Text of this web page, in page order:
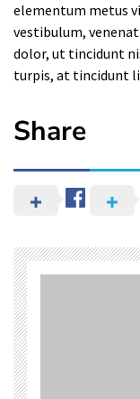
elementum metus
vestibulum,
dolor, ut tincidunt
turpis, at tincidunt
Share